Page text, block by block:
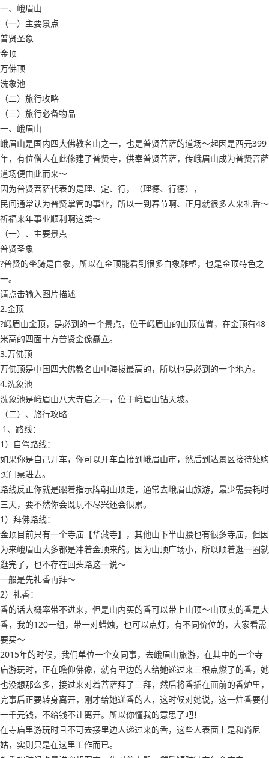
一、峨眉山
（一）主要景点
普贤圣象
金顶
万佛顶
洗象池
（二）旅行攻略
（三）旅行必备物品
一、峨眉山
峨眉山是国内四大佛教名山之一，也是普贤菩萨的道场～起因是西元399
年，有位僧人在此修建了普贤寺，供奉普贤菩萨，传峨眉山成为普贤菩萨
道场便由此而来～
因为普贤菩萨代表的是理、定、行，（理德、行德），
民间通常认为普贤掌管的事业，所以一到春节啊、正月就很多人来礼香～
祈福来年事业顺利啊这类～
（一）、主要景点
普贤圣象
?普贤的坐骑是白象，所以在金顶能看到很多白象雕塑，也是金顶特色之
一。
请点击输入图片描述
2.金顶
?峨眉山金顶，是必到的一个景点，位于峨眉山的山顶位置，在金顶有48
米高的四面十方普贤金像矗立。
3.万佛顶
万佛顶是中国四大佛教名山中海拔最高的，所以也是必到的一个地方。
4.洗象池
洗象池是峨眉山八大寺庙之一，位于峨眉山钻天坡。
（二）、旅行攻略
1、路线：
1）自驾路线：
如果你是自己开车，你可以开车直接到峨眉山市，然后到达景区接待处购
买门票进去。
路线反正你就是跟着指示牌朝山顶走，通常去峨眉山旅游，最少需要耗时
三天，要不然你会既玩不尽兴还会很累。
1）拜佛路线：
金顶目前只有一个寺庙【华藏寺】，其他山下半山腰也有很多寺庙，但因
为来峨眉山大多都是冲着金顶来的。因为山顶广场小，所以顺着逛一圈就
逛完了，也不存在回头路这一说～
一般是先礼香再拜～
2）礼香：
香的话大概率带不进来，但是山内买的香可以带上山顶～山顶卖的香是大
香，我的120一组，带一对蜡烛，也可以点灯，有不同价位的，大家看需
要买～
2015年的时候，我们单位一个女同事，去峨眉山旅游，在其中的一个寺
庙游玩时，正在瞻仰佛像，就有里边的人给她递过来三根点燃了的香，她
也没想那么多，接过来对着菩萨拜了三拜，然后将香插在面前的香炉里，
完事后正要转身离开，刚才给她递香的人，这时候对她说，这一炷香要付
一千元钱，不给钱不让离开。所以你懂我的意思了吧！
在寺庙里游玩时且不可去接里边人递过来的香，这些人表面上是和尚尼
姑，实则只是在这里工作而已。